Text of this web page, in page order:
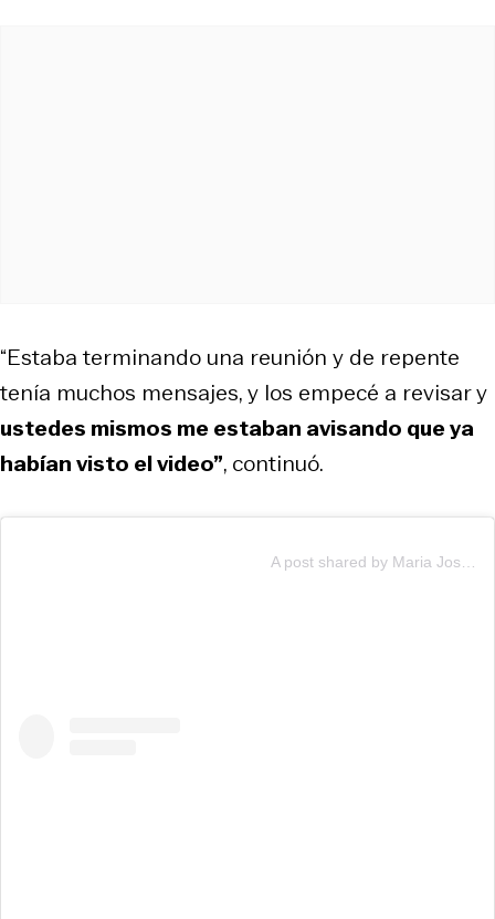
“Estaba terminando una reunión y de repente
tenía muchos mensajes, y los empecé a revisar y
ustedes mismos me estaban avisando que ya
habían visto el video”, continuó.